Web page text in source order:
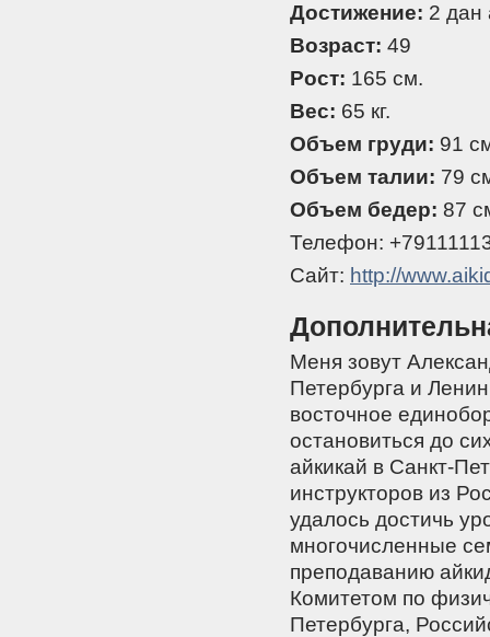
Достижение: 2 дан
Возраст: 49
Рост: 165 см.
Вес: 65 кг.
Объем груди: 91
Объем талии: 79
Объем бедер: 87
Телефон:
Сайт: http://
Меня зовут
Петербурга и
восточное
остановиться до
айкикай в Санкт-
инструкторов из
удалось достичь
многочисленные
преподаванию
Комитетом по
Петербурга,